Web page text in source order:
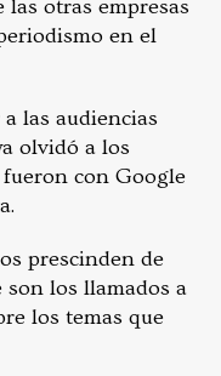
las otras empresas
en el
las audiencias
olvidó a los
fueron con Google
prescinden de
son los llamados a
los temas que